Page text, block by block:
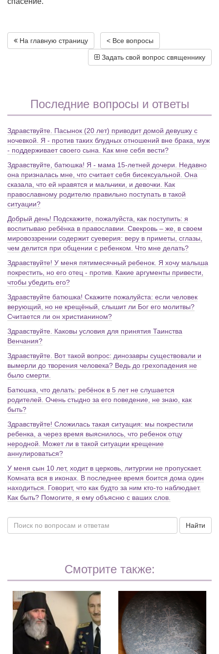
На главную страницу < Все вопросы
Задать свой вопрос священнику
Последние вопросы и ответы
Здравствуйте. Пасынок (20 лет) приводит домой девушку с
ночевкой. Я - против таких блудных отношений вне брака, муж
- поддерживает своего сына. Как мне себя вести?
Здравствуйте, батюшка! Я - мама 15-летней дочери. Недавно
она призналась мне, что считает себя бисексуальной. Она
сказала, что ей нравятся и мальчики, и девочки. Как
православному родителю правильно поступать в такой
ситуации?
Добрый день! Подскажите, пожалуйста, как поступить: я
воспитываю ребёнка в православии. Свекровь – же, в своем
мировоззрении содержит суеверия: веру в приметы, сглазы,
чем делится при общении с ребенком. Что мне делать?
Здравствуйте! У меня пятимесячный ребенок. Я хочу малыша
покрестить, но его отец - против. Какие аргументы привести,
чтобы убедить его?
Здравствуйте батюшка! Скажите пожалуйста: если человек
верующий, но не крещёный, слышит ли Бог его молитвы?
Считается ли он христианином?
Здравствуйте. Каковы условия для принятия Таинства
Венчания?
Здравствуйте. Вот такой вопрос: динозавры существовали и
вымерли до творения человека? Ведь до грехопадения не
было смерти.
Батюшка, что делать: ребёнок в 5 лет не слушается
родителей. Очень стыдно за его поведение, не знаю, как
быть?
Здравствуйте! Сложилась такая ситуация: мы покрестили
ребенка, а через время выяснилось, что ребенок отцу
неродной. Может ли в такой ситуации крещение
аннулироваться?
У меня сын 10 лет, ходит в церковь, литургии не пропускает.
Комната вся в иконах. В последнее время боится дома один
находиться. Говорит, что как будто за ним кто-то наблюдает.
Как быть? Помогите, я ему объясню с ваших слов.
Найти
Смотрите также: